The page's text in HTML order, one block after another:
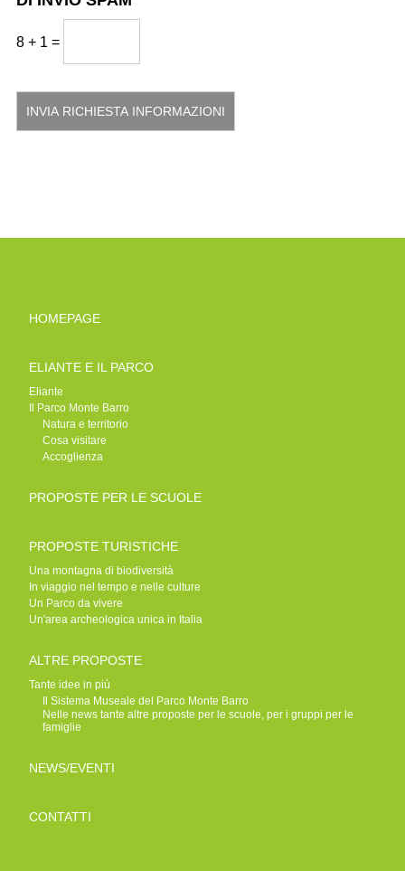
8 + 1 =
HOMEPAGE
ELIANTE E IL PARCO
Eliante
Il Parco Monte Barro
Natura e territorio
Cosa visitare
Accoglienza
PROPOSTE PER LE SCUOLE
PROPOSTE TURISTICHE
Una montagna di biodiversità
In viaggio nel tempo e nelle culture
Un Parco da vivere
Un'area archeologica unica in Italia
ALTRE PROPOSTE
Tante idee in più
Il Sistema Museale del Parco Monte Barro
Nelle news tante altre proposte per le scuole, per i gruppi per le
famiglie
NEWS/EVENTI
CONTATTI